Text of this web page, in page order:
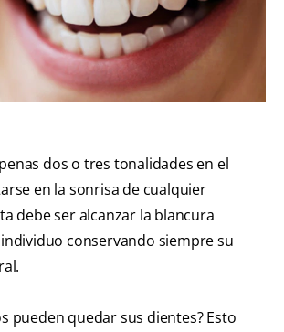
SUSCRÍBASE
dos o tres tonalidades en el
en la sonrisa de cualquier
debe ser alcanzar la blancura
conservando siempre su
pueden quedar sus dientes? Esto